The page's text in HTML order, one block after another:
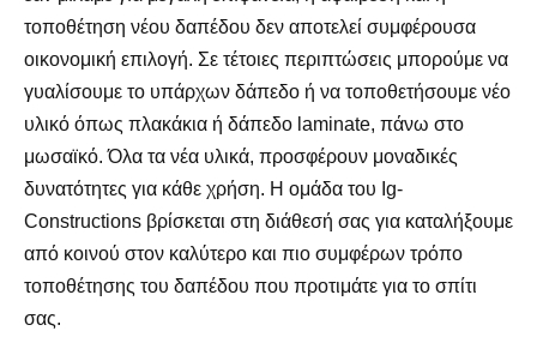
τοποθέτηση νέου δαπέδου δεν αποτελεί συμφέρουσα
οικονομική επιλογή. Σε τέτοιες περιπτώσεις μπορούμε να
γυαλίσουμε το υπάρχων δάπεδο ή να τοποθετήσουμε νέο
υλικό όπως πλακάκια ή δάπεδο laminate, πάνω στο
μωσαϊκό. Όλα τα νέα υλικά, προσφέρουν μοναδικές
δυνατότητες για κάθε χρήση. Η ομάδα του Ig-
Constructions βρίσκεται στη διάθεσή σας για καταλήξουμε
από κοινού στον καλύτερο και πιο συμφέρων τρόπο
τοποθέτησης του δαπέδου που προτιμάτε για το σπίτι
σας.